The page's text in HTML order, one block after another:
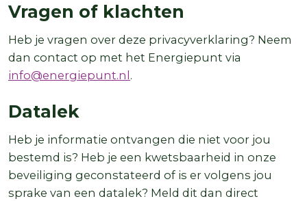
Vragen of klachten
Heb je vragen over deze privacyverklaring? Neem
dan contact op met het Energiepunt via
info@energiepunt.nl.
Datalek
Heb je informatie ontvangen die niet voor jou
bestemd is? Heb je een kwetsbaarheid in onze
beveiliging geconstateerd of is er volgens jou
sprake van een datalek? Meld dit dan direct